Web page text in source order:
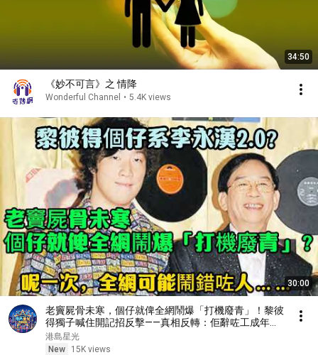
34:50
《妙不可言》之 情降
Wonderful Channel • 5.4K views
30:00
老竇屍骨未寒，個仔就俾全網鬧爆「打機廢青」！黎彼
得獨子喊住開記招反擊——真相反轉：佢辭咗工成年、
日日陪老竇洗腎三次、中風後24小時貼身照顧到最後
一刻。講咗咁多「衰仔」，呢一次，全網可能鬧錯咗
港島星光
New
15K views